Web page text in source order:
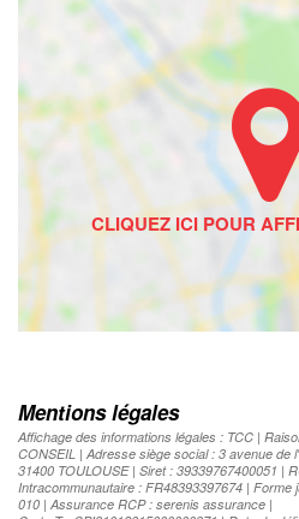
Mentions légales
Affichage des informations légales : TCC |
CONSEIL | Adresse siège social : 3 avenue de
31400 TOULOUSE | Siret : 39339767400051 |
Intracommunautaire : FR48393397674 | Forme
010 | Assurance RCP : serenis assurance |